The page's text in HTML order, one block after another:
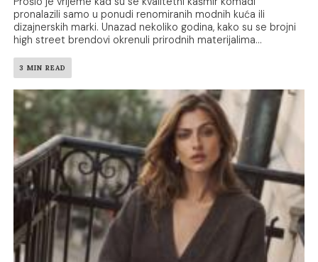
pronalazili samo u ponudi renomiranih modnih kuća ili
dizajnerskih marki. Unazad nekoliko godina, kako su se brojni
high street brendovi okrenuli prirodnih materijalima...
3 MIN READ